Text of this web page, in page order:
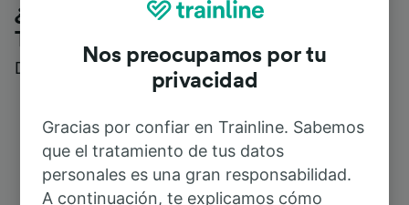
¿Qué piensan nuestros clientes de
Trainline?
Descubre reseñas reales de nuestros viajeros
Nos preocupamos por tu
privacidad
Gracias por confiar en Trainline. Sabemos
que el tratamiento de tus datos
personales es una gran responsabilidad.
A continuación, te explicamos cómo